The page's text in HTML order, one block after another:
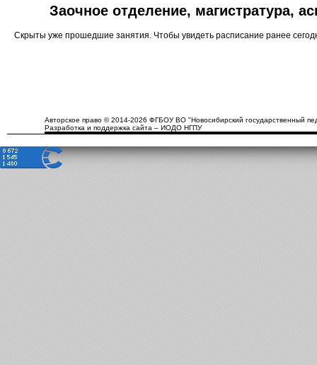
Заочное отделение, магистратура,
Скрыты уже прошедшие занятия. Чтобы увидеть расписание ранее
Авторское право © 2014-2026 ФГБОУ ВО "Новосибирский государственный
Разработка и поддержка сайта – ИОДО НГПУ